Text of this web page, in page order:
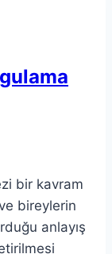
bir kavram
bireylerin
anlayış